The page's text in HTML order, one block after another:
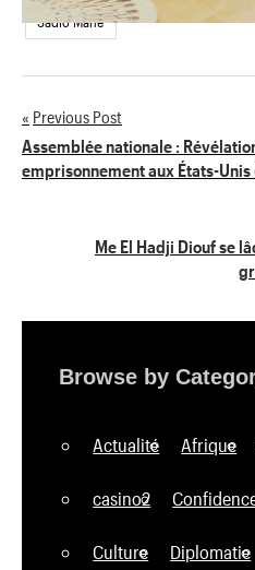
Sadio Mané
Navigation
de
Previous Post
Assemblée nationale :
emprisonnement aux États-
Me El Hadji Diouf se
Browse by
Actualité Afrique
casino2
Culture Diplomatie